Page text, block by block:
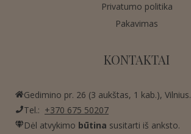
Privatumo politika
Pakavimas
KONTAKTAI
Gedimino pr. 26 (3 aukštas, 1 kab.), Vilnius.
Tel.: +370 675 50207
Dėl atvykimo būtina susitarti iš anksto.